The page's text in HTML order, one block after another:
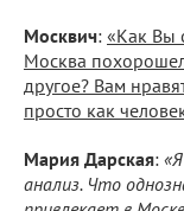
Москвич: «Как Вы
Москва
другое? Вам
просто как
Мария Дарская:
анализ. Что